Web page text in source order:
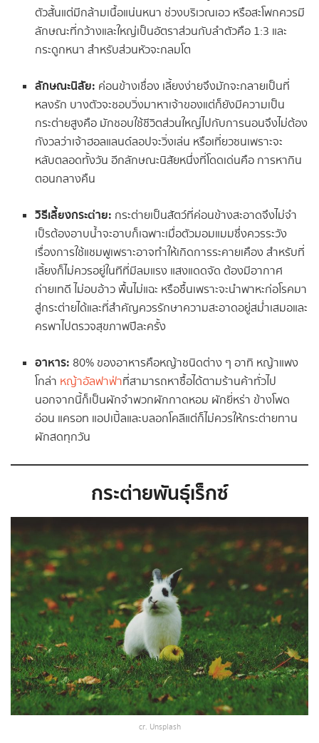
ตัวสั้นแต่มีกล้ามเนื้อแน่นหนา ช่วงบริเวณเอว หรือสะโพกควรมี
ลักษณะที่กว้างและใหญ่เป็นอัตราส่วนกับลำตัวคือ 1:3 และ
กระดูกหนา สำหรับส่วนหัวจะกลมโต
ลักษณะนิสัย: ค่อนข้างเชื่อง เลี้ยงง่ายจึงมักจะกลายเป็นที่
หลงรัก บางตัวจะชอบวิ่งมาหาเจ้าของแต่ก็ยังมีความเป็น
กระต่ายสูงคือ มักชอบใช้ชีวิตส่วนใหญ่ไปกับการนอนจึงไม่ต้อง
กังวลว่าเจ้าฮอลแลนด์ลอปจะวิ่งเล่น หรือเที่ยวซนเพราะจะ
หลับตลอดทั้งวัน อีกลักษณะนิสัยหนึ่งที่โดดเด่นคือ การหากิน
ตอนกลางคืน
วิธีเลี้ยงกระต่าย: กระต่ายเป็นสัตว์ที่ค่อนข้างสะอาดจึงไม่จำ
เป็รต้องอาบน้ำจะอาบก็เฉพาะเมื่อตัวมอมแมมซึ่งควรระวัง
เรื่องการใช้แชมพูเพราะอาจทำให้เกิดการระคายเคือง สำหรับที่
เลี้ยงก็ไม่ควรอยู่ในทีที่มีลมแรง แสงแดดจัด ต้องมีอากาศ
ถ่ายเทดี ไม่อบอ้าว พื้นไม่แฉะ หรือชื้นเพราะจะนำพาหะก่อโรคมา
สู่กระต่ายได้และที่สำคัญควรรักษาความสะอาดอยู่สม่ำเสมอและ
ครพาไปตรวจสุขภาพปีละครั้ง
อาหาร: 80% ของอาหารคือหญ้าชนิดต่าง ๆ อาทิ หญ้าแพง
โกล่า หญ้าอัลฟาฟ่าที่สามารถหาซื้อได้ตามร้านค้าทั่วไป
นอกจากนี้ก็เป็นผักจำพวกผักกาดหอม ผักยี่หร่า ข้างโพด
อ่อน แครอท แอปเปิ้ลและบลอกโคลีแต่ก็ไม่ควรให้กระต่ายทาน
ผักสดทุกวัน
กระต่ายพันธุ์เร็กซ์
cr. Unsplash